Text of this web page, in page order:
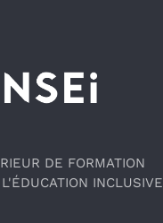
DE FORMATION
INCLUSIVE